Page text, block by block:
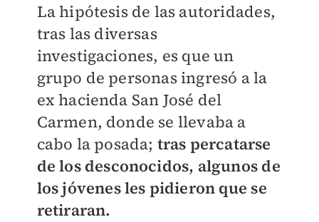
La hipótesis de las autoridades,
tras las diversas
investigaciones, es que un
grupo de personas ingresó a la
ex hacienda San José del
Carmen, donde se llevaba a
cabo la posada; tras percatarse
de los desconocidos, algunos de
los jóvenes les pidieron que se
retiraran.